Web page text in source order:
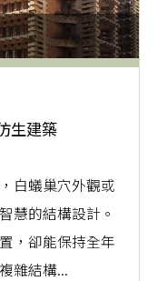
生建築
白蟻巢穴外觀或
慧的結構設計。
，卻能保持全年
雜結構...